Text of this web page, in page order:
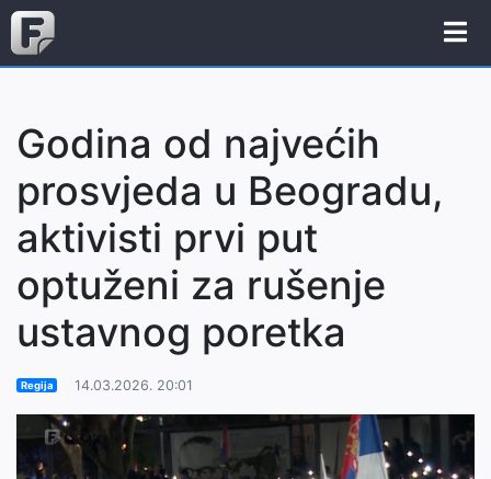
Godina od najvećih
prosvjeda u Beogradu,
aktivisti prvi put
optuženi za rušenje
ustavnog poretka
Regija 14.03.2026. 20:01